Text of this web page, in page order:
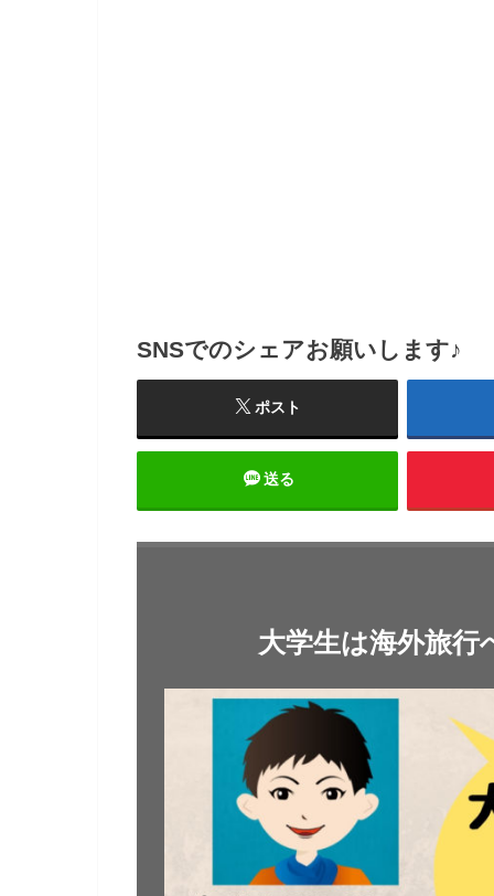
SNSでのシェアお願いします♪
ポスト
送る
大学生は海外旅行